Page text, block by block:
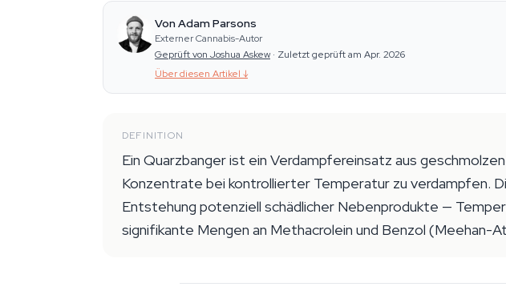
Von Adam Parsons
Externer Cannabis-Autor
Geprüft von Joshua Askew · Zuletzt geprüft am Apr. 2026
Über diesen Artikel ↓
DEFINITION
Ein Quarzbanger ist ein Verdampfereinsatz aus
Konzentrate bei kontrollierter Temperatur zu verdampfen.
Entstehung potenziell schädlicher Nebenprodukte —
signifikante Mengen an Methacrolein und Benzol (Meehan-